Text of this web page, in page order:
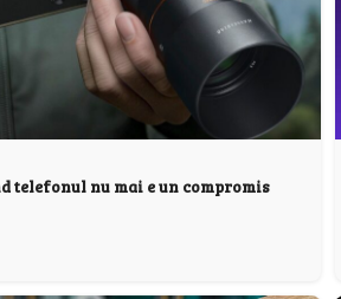
telefonul nu mai e un compromis